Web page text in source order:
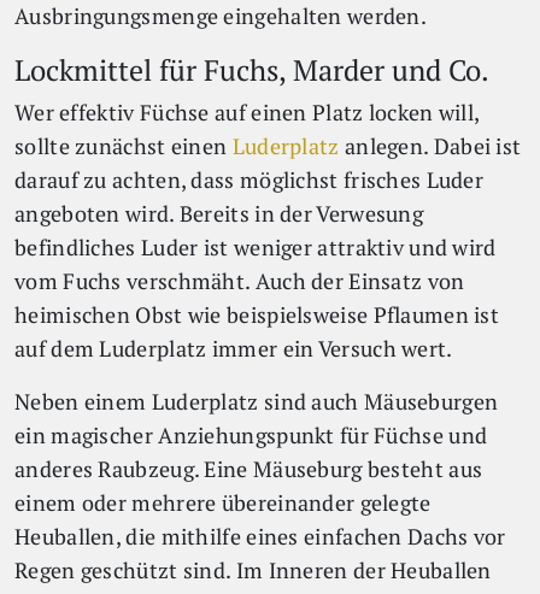
Ausbringungsmenge eingehalten werden.
Lockmittel für Fuchs, Marder und Co.
Wer effektiv Füchse auf einen Platz locken will,
sollte zunächst einen Luderplatz anlegen. Dabei ist
darauf zu achten, dass möglichst frisches Luder
angeboten wird. Bereits in der Verwesung
befindliches Luder ist weniger attraktiv und wird
vom Fuchs verschmäht. Auch der Einsatz von
heimischen Obst wie beispielsweise Pflaumen ist
auf dem Luderplatz immer ein Versuch wert.
Neben einem Luderplatz sind auch Mäuseburgen
ein magischer Anziehungspunkt für Füchse und
anderes Raubzeug. Eine Mäuseburg besteht aus
einem oder mehrere übereinander gelegte
Heuballen, die mithilfe eines einfachen Dachs vor
Regen geschützt sind. Im Inneren der Heuballen